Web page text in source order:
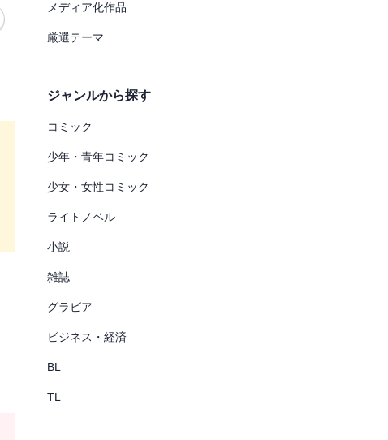
メディア化作品
厳選テーマ
ジャンルから探す
コミック
少年・青年コミック
少女・女性コミック
ライトノベル
小説
雑誌
グラビア
ビジネス・経済
BL
TL